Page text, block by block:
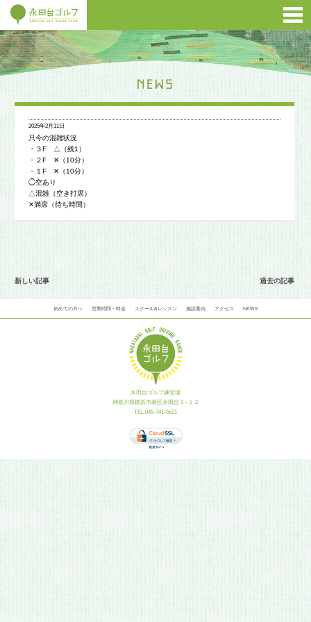
2025年2月11日
只今の混雑状況
・３F △（残1）
・２F ✕（10分）
・１F ✕（10分）
◯空あり
△混雑（空き打席）
✕満席（待ち時間）
新しい記事 過去の記事
初めての方へ 営業時間・料金 スクール&レッスン 施設案内 アクセス NEWS
永田台ゴルフ練習場
神奈川県横浜市南区永田台３−１２
TEL.045-741-5621